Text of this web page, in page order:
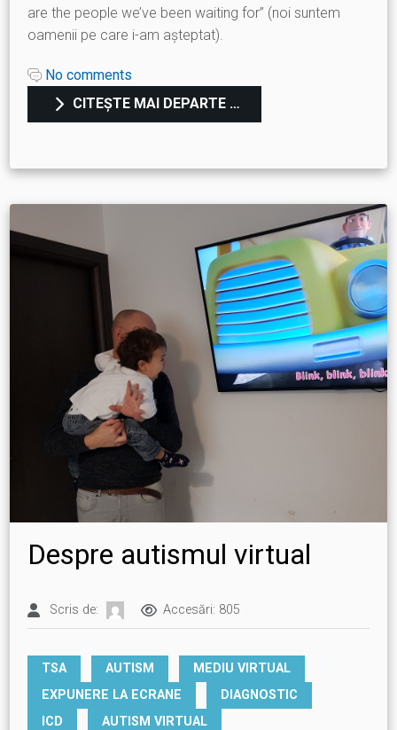
are the people we’ve been waiting for” (noi suntem
oamenii pe care i-am așteptat).
No comments
CITEȘTE MAI DEPARTE …
Despre autismul virtual
Scris de: Accesări: 805
TSA AUTISM
MEDIU VIRTUAL
EXPUNERE LA ECRANE
DIAGNOSTIC
ICD
AUTISM VIRTUAL